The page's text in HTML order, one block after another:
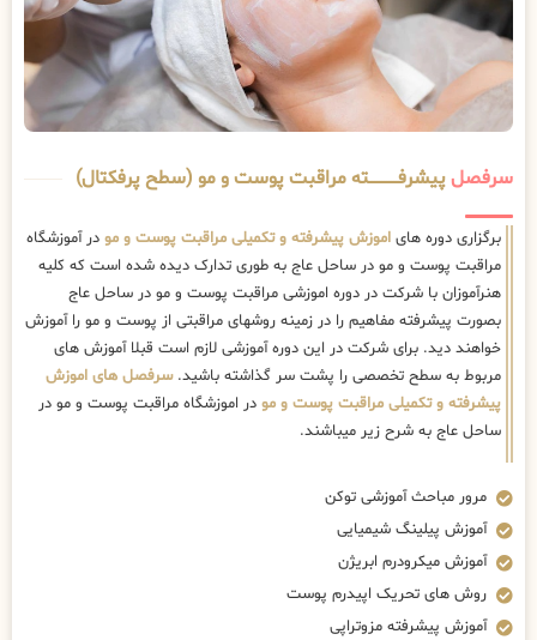
سرفصلپیشرفــــــــــــته مراقبت پوست و مو (سطح پرفکتال)
برگزاری دوره های اموزش پیشرفته و تکمیلی مراقبت پوست و مو در آموزشگاه
مراقبت پوست و مو در ساحل عاج به طوری تدارک دیده شده است که کلیه
هنرآموزان با شرکت در دوره اموزشی مراقبت پوست و مو در ساحل عاج
بصورت پیشرفته مفاهیم را در زمینه روشهای مراقبتی از پوست و مو را آموزش
خواهند دید. برای شرکت در این دوره آموزشی لازم است قبلا آموزش های
مربوط به سطح تخصصی را پشت سر گذاشته باشید.سرفصل های اموزش
پیشرفته و تکمیلی مراقبت پوست و مو در اموزشگاه مراقبت پوست و مو در
ساحل عاج به شرح زیر میباشند.
مرور مباحث آموزشی توکن
آموزش پیلینگ شیمیایی
آموزش میکرودرم ابریژن
روش های تحریک اپیدرم پوست
آموزش پیشرفته مزوتراپی